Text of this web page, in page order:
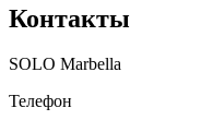
Контакты
SOLO Marbella
Телефон